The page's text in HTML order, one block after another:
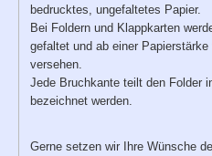
bedrucktes, ungefaltetes Papier.
Bei Foldern und Klappkarten
gefaltet und ab einer
versehen.
Jede Bruchkante teilt den Folder
bezeichnet werden.
Gerne setzen wir Ihre Wünsche